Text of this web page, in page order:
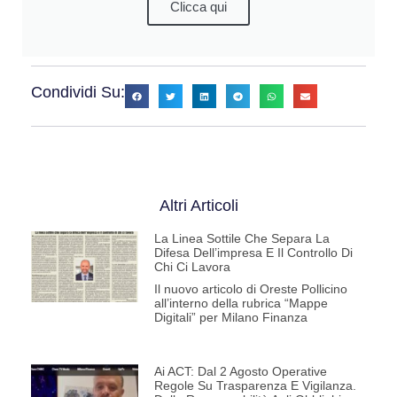
Clicca qui
Condividi Su:
Altri Articoli
La Linea Sottile Che Separa La
Difesa Dell’impresa E Il Controllo Di
Chi Ci Lavora
Il nuovo articolo di Oreste Pollicino
all’interno della rubrica “Mappe
Digitali” per Milano Finanza
Ai ACT: Dal 2 Agosto Operative
Regole Su Trasparenza E Vigilanza.